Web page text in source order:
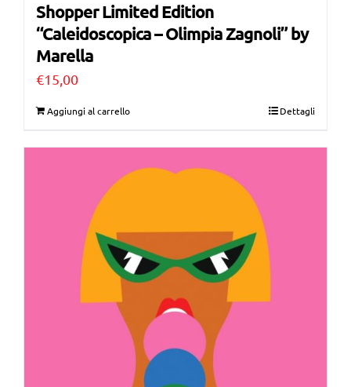
Shopper Limited Edition
“Caleidoscopica – Olimpia Zagnoli” by
Marella
€15,00
Aggiungi al carrello Dettagli